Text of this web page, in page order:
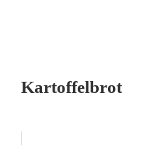
Kartoffelbrot